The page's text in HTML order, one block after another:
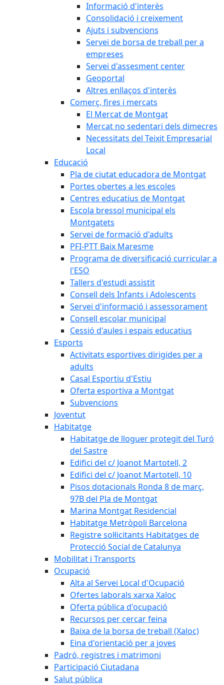
Informació d'interès
Consolidació i creixement
Ajuts i subvencions
Servei de borsa de treball per a
empreses
Servei d'assesment center
Geoportal
Altres enllaços d'interès
Comerç, fires i mercats
El Mercat de Montgat
Mercat no sedentari dels dimecres
Necessitats del Teixit Empresarial
Local
Educació
Pla de ciutat educadora de Montgat
Portes obertes a les escoles
Centres educatius de Montgat
Escola bressol municipal els
Montgatets
Servei de formació d'adults
PFI-PTT Baix Maresme
Programa de diversificació curricular a
l'ESO
Tallers d'estudi assistit
Consell dels Infants i Adolescents
Servei d'informació i assessorament
Consell escolar municipal
Cessió d'aules i espais educatius
Esports
Activitats esportives dirigides per a
adults
Casal Esportiu d'Estiu
Oferta esportiva a Montgat
Subvencions
Joventut
Habitatge
Habitatge de lloguer protegit del Turó
del Sastre
Edifici del c/ Joanot Martotell, 2
Edifici del c/ Joanot Martotell, 10
Pisos dotacionals Ronda 8 de març,
97B del Pla de Montgat
Marina Montgat Residencial
Habitatge Metròpoli Barcelona
Registre sol·licitants Habitatges de
Protecció Social de Catalunya
Mobilitat i Transports
Ocupació
Alta al Servei Local d'Ocupació
Ofertes laborals xarxa Xaloc
Oferta pública d'ocupació
Recursos per cercar feina
Baixa de la borsa de treball (Xaloc)
Eina d'orientació per a joves
Padró, registres i matrimoni
Participació Ciutadana
Salut pública